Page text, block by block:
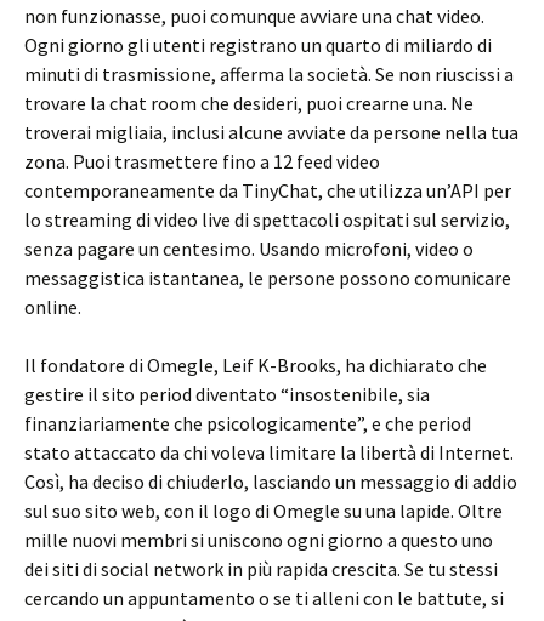
non funzionasse, puoi comunque avviare una chat video.
Ogni giorno gli utenti registrano un quarto di miliardo di
minuti di trasmissione, afferma la società. Se non riuscissi a
trovare la chat room che desideri, puoi crearne una. Ne
troverai migliaia, inclusi alcune avviate da persone nella tua
zona. Puoi trasmettere fino a 12 feed video
contemporaneamente da TinyChat, che utilizza un’API per
lo streaming di video live di spettacoli ospitati sul servizio,
senza pagare un centesimo. Usando microfoni, video o
messaggistica istantanea, le persone possono comunicare
online.
Il fondatore di Omegle, Leif K-Brooks, ha dichiarato che
gestire il sito period diventato “insostenibile, sia
finanziariamente che psicologicamente”, e che period
stato attaccato da chi voleva limitare la libertà di Internet.
Così, ha deciso di chiuderlo, lasciando un messaggio di addio
sul suo sito web, con il logo di Omegle su una lapide. Oltre
mille nuovi membri si uniscono ogni giorno a questo uno
dei siti di social network in più rapida crescita. Se tu stessi
cercando un appuntamento o se ti alleni con le battute, si